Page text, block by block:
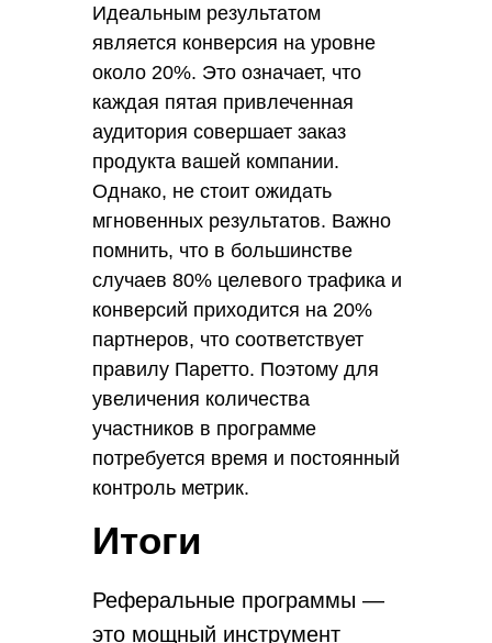
Идеальным результатом
является конверсия на уровне
около 20%. Это означает, что
каждая пятая привлеченная
аудитория совершает заказ
продукта вашей компании.
Однако, не стоит ожидать
мгновенных результатов. Важно
помнить, что в большинстве
случаев 80% целевого трафика и
конверсий приходится на 20%
партнеров, что соответствует
правилу Паретто. Поэтому для
увеличения количества
участников в программе
потребуется время и постоянный
контроль метрик.
Сразу после запуска программы
качеством клиентского сервиса.
Пользователи будут чаще
Реферальные программы —
это мощный инструмент
Итоги